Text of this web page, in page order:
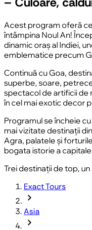
Acest program oferă
întâmpina Noul An!
dinamic oraș al Indiei,
emblematice precum
Continuă cuGoa,
superbe, soare,
spectacol de artificii de
în cel mai exotic decor
Programul se încheie cu
mai vizitate destinații
Agra, palatele și
bogata istorie a
Trei destinații de top,
Exact Tours
chevron_forward
Asia
chevron_forward